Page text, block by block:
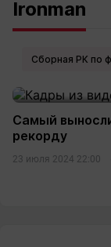
Ironman
Сборная РК по
Самый
рекорду
23 июля 2024 22:00